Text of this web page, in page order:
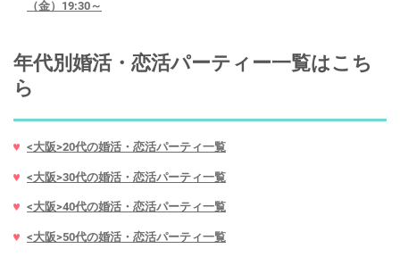
（金）19:30～
年代別婚活・恋活パーティー一覧はこち
ら
<大阪>20代の婚活・恋活パーティ一覧
<大阪>30代の婚活・恋活パーティ一覧
<大阪>40代の婚活・恋活パーティ一覧
<大阪>50代の婚活・恋活パーティ一覧